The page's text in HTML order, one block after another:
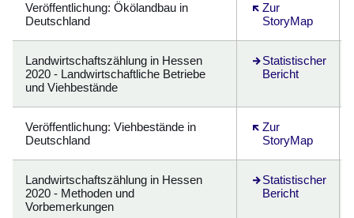
Veröffentlichung: Ökölandbau in
Deutschland
Zur
StoryMap
Öffnet sich in
Landwirtschaftszählung in Hessen
2020 - Landwirtschaftliche Betriebe
und Viehbestände
Statistischer
Bericht
Öffnet sich in
Veröffentlichung: Viehbestände in
Deutschland
Zur
StoryMap
Öffnet sich in
Landwirtschaftszählung in Hessen
2020 - Methoden und
Vorbemerkungen
Statistischer
Bericht
Öffnet sich in